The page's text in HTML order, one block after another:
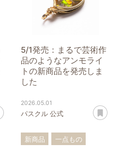
あとで読む
5/1発売：まるで芸術作
品のようなアンモライ
トの新商品を発売しま
した
2026.05.01
パスクル 公式
新商品
一点もの